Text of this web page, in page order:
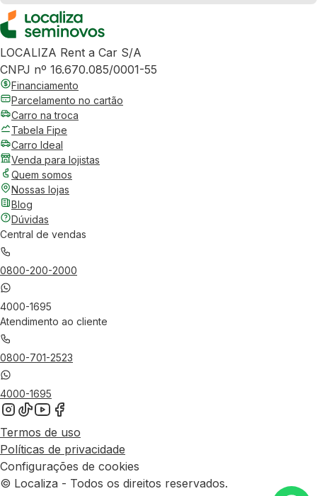
LOCALIZA Rent a Car S/A
CNPJ nº 16.670.085/0001-55
Financiamento
Parcelamento no cartão
Carro na troca
Tabela Fipe
Carro Ideal
Venda para lojistas
Quem somos
Nossas lojas
Blog
Dúvidas
Central de vendas
0800-200-2000
4000-1695
Atendimento ao cliente
0800-701-2523
4000-1695
Termos de uso
Políticas de privacidade
Configurações de cookies
© Localiza - Todos os direitos reservados.